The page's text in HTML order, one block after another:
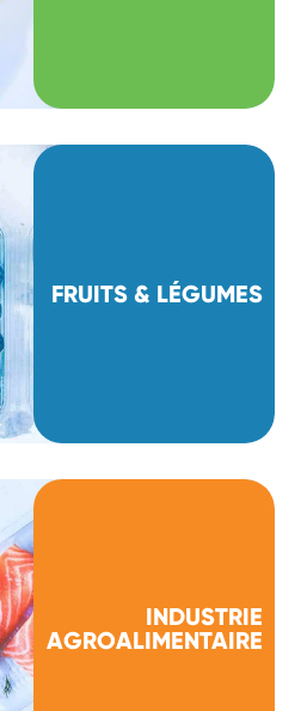
FRUITS & LÉGUMES
INDUSTRIE
AGROALIMENTAIRE